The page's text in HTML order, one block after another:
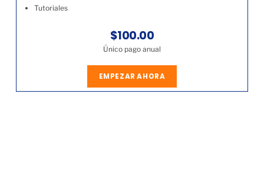
Tutoriales
$100.00
Único pago anual
EMPEZAR AHORA